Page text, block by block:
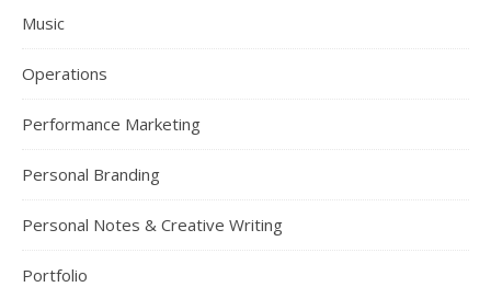
Music
Operations
Performance Marketing
Personal Branding
Personal Notes & Creative Writing
Portfolio